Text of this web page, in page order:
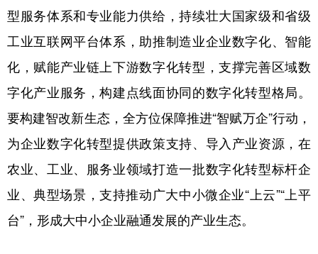
型服务体系和专业能力供给，持续壮大国家级和省级
工业互联网平台体系，助推制造业企业数字化、智能
化，赋能产业链上下游数字化转型，支撑完善区域数
字化产业服务，构建点线面协同的数字化转型格局。
要构建智改新生态，全方位保障推进“智赋万企”行动，
为企业数字化转型提供政策支持、导入产业资源，在
农业、工业、服务业领域打造一批数字化转型标杆企
业、典型场景，支持推动广大中小微企业“上云”“上平
台”，形成大中小企业融通发展的产业生态。